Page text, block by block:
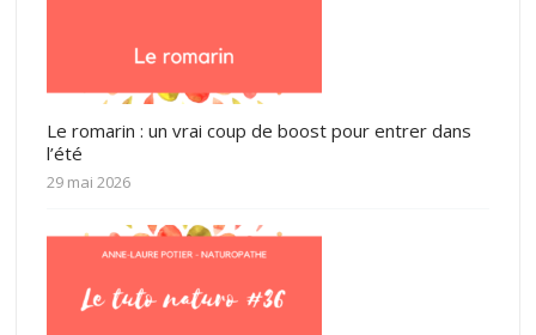
Le romarin : un vrai coup de boost pour entrer dans
l’été
29 mai 2026